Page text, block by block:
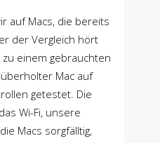
auf Macs, die bereits
der Vergleich hört
einem gebrauchten
Mac auf
getestet. Die
Wi-Fi, unsere
Macs sorgfälltig,